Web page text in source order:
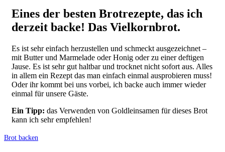
Eines der besten Brotrezepte, das ich
derzeit backe! Das Vielkornbrot.
Es ist sehr einfach herzustellen und schmeckt ausgezeichnet –
mit Butter und Marmelade oder Honig oder zu einer deftigen
Jause. Es ist sehr gut haltbar und trocknet nicht sofort aus. Alles
in allem ein Rezept das man einfach einmal ausprobieren muss!
Oder ihr kommt bei uns vorbei, ich backe auch immer wieder
einmal für unsere Gäste.
Ein Tipp: das Verwenden von Goldleinsamen für dieses Brot
kann ich sehr empfehlen!
Brot backen